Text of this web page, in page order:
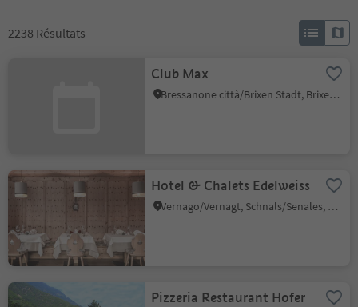
2238 Résultats
Club Max
Bressanone città/Brixen Stadt, Brixen/Bressanone, Brixen/Bressanone and environs
Hotel & Chalets Edelweiss
Vernago/Vernagt, Schnals/Senales, Vinschgau/Val Venosta
Pizzeria Restaurant Hofer